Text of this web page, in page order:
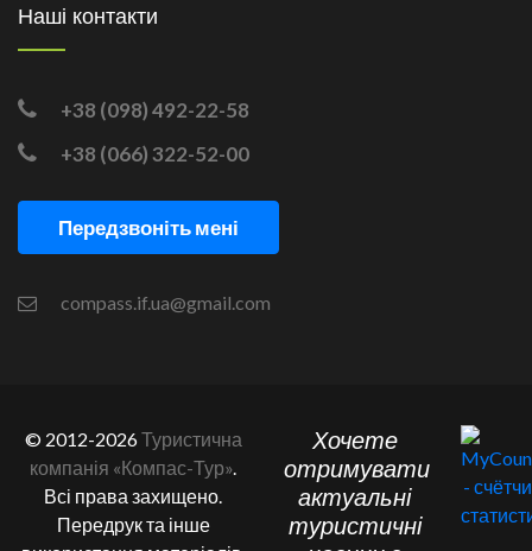
Наші контакти
+38 (098) 492-22-58
+38 (066) 322-52-00
Передзвоніть мені
compass.if.ua@gmail.com
© 2012-2026Туристична
компанія «Компас-Тур».
Всі права захищено.
Передрук та інше
Хочете
отримувати
актуальні
туристичні